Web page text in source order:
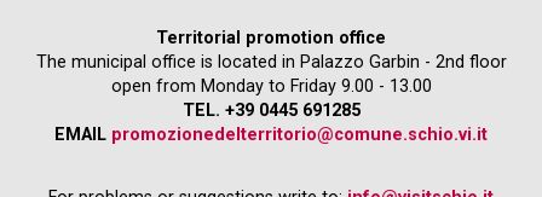
Territorial promotion office
The municipal office is located in Palazzo Garbin - 2nd floor
open from Monday to Friday 9.00 - 13.00
TEL. +39 0445 691285
EMAIL promozionedelterritorio@comune.schio.vi.it